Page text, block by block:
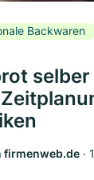
Backwaren
selber
firmenweb.de ‧